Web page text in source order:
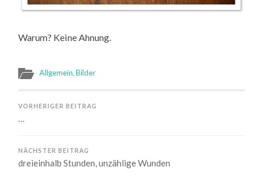
Warum? Keine Ahnung.
Allgemein,Bilder
VORHERIGER BEITRAG
…
NÄCHSTER BEITRAG
dreieinhalb Stunden, unzählige Wunden